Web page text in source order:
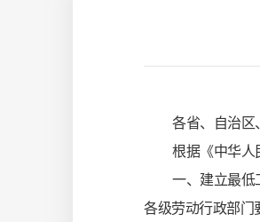
各省、自治区
根据《中华人
一、建立最低
各级劳动行政部门